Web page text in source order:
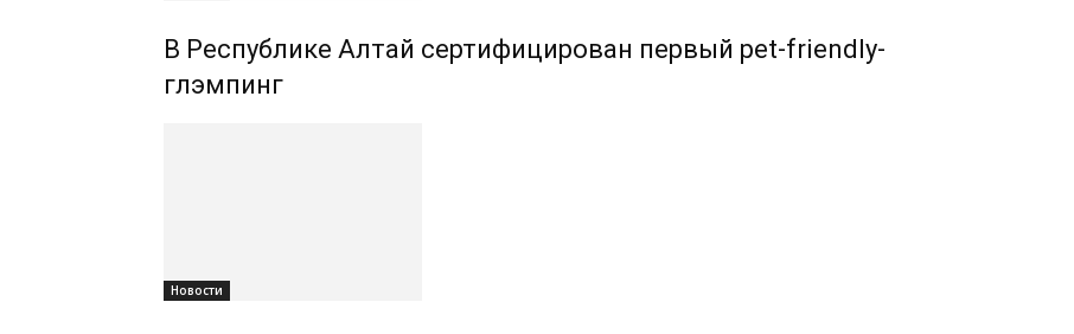
В Республике Алтай сертифицирован первый pet-friendly-
глэмпинг
Новости